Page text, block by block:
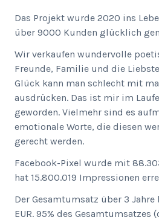
Das Projekt wurde 2020 ins
über 9000 Kunden glücklich
Wir verkaufen wundervolle
Freunde, Familie und die
Glück kann man schlecht mit
ausdrücken. Das ist mir im
geworden. Vielmehr sind es
emotionale Worte, die diesen
gerecht werden.
Facebook-Pixel wurde mit
hat 15.800.019 Impressionen
Der Gesamtumsatz über 3
EUR. 95% des Gesamtumsatzes